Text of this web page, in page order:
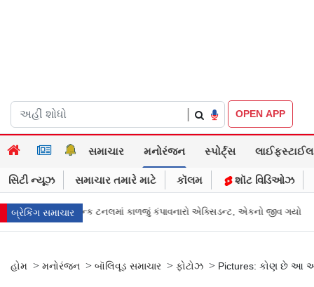
OPEN APP
સમાચાર મનોરંજન સ્પોર્ટ્સ લાઈફસ્ટાઈલ
સિટી ન્યૂઝ સમાચાર તમારે માટે કૉલમ શૉટ વિડિઓઝ
બ્રેકિંગ સમાચાર
એક્સિડન્ટ, એકનો જીવ ગયો Gujarat News: મોરબીમાં મેજિક! કૂવાનું
હોમ > મનોરંજન > બૉલિવૂડ સમાચાર > ફોટોઝ > Pictures: કોણ છે આ